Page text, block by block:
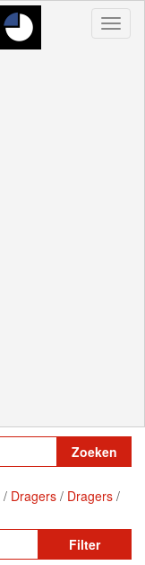
Zoeken
Dragers
Dragers
Filter